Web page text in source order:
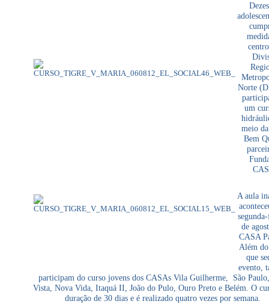
Norte
um
meio
Bem
A aula
de
CASA
Além
que
evento,
participam do curso jovens dos CASAs Vila Guilherme, São
Vista, Nova Vida, Itaquá II, João do Pulo, Ouro Preto e Belém. O
duração de 30 dias e é realizado quatro vezes por semana.